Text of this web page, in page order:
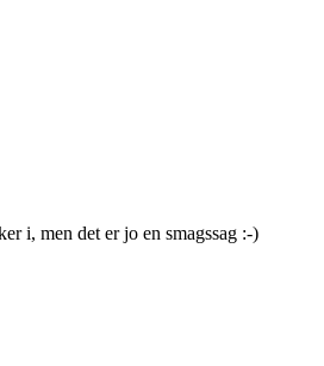
i, men det er jo en smagssag :-)